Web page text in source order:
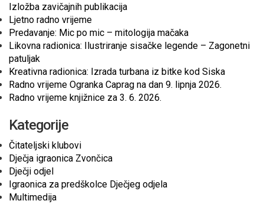
Izložba zavičajnih publikacija
Ljetno radno vrijeme
Predavanje: Mic po mic – mitologija mačaka
Likovna radionica: Ilustriranje sisačke legende – Zagonetni
patuljak
Kreativna radionica: Izrada turbana iz bitke kod Siska
Radno vrijeme Ogranka Caprag na dan 9. lipnja 2026.
Radno vrijeme knjižnice za 3. 6. 2026.
Kategorije
Čitateljski klubovi
Dječja igraonica Zvončica
Dječji odjel
Igraonica za predškolce Dječjeg odjela
Multimedija